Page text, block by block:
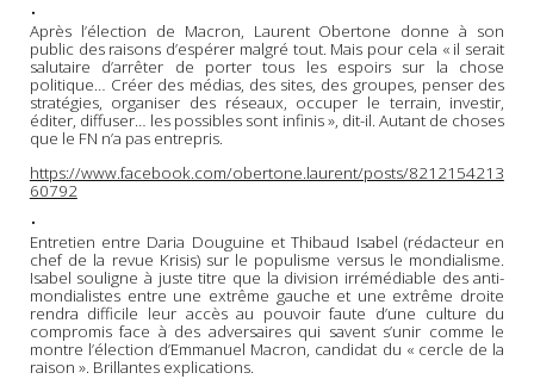
•
Après l’élection de Macron, Laurent Obertone donne à son
public des raisons d’espérer malgré tout. Mais pour cela « il serait
salutaire d’arrêter de porter tous les espoirs sur la chose
politique… Créer des médias, des sites, des groupes, penser des
stratégies, organiser des réseaux, occuper le terrain, investir,
éditer, diffuser… les possibles sont infinis », dit-il. Autant de choses
que le FN n’a pas entrepris.
https://www.facebook.com/obertone.laurent/posts/8212154213
60792
•
Entretien entre Daria Douguine et Thibaud Isabel (rédacteur en
chef de la revue Krisis) sur le populisme versus le mondialisme.
Isabel souligne à juste titre que la division irrémédiable des anti-
mondialistes entre une extrême gauche et une extrême droite
rendra difficile leur accès au pouvoir faute d’une culture du
compromis face à des adversaires qui savent s’unir comme le
montre l’élection d’Emmanuel Macron, candidat du « cercle de la
raison ». Brillantes explications.